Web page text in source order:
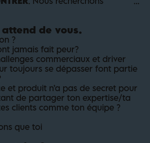
Adjoint(e) magasin au sein de
quelques mots ?
équipe avec dynamisme et une
les développer ; d’ailleurs ton
car tu vises avec eux le
client qui soit.
avec agilité en te basant
et KPI commerciaux.
du groupe.
attend de vous.
?
jamais fait peur?
commerciaux et driver
toujours se dépasser font partie
et produit n’a pas de secret pour
de partager ton expertise/ta
clients comme ton équipe ?
que toi